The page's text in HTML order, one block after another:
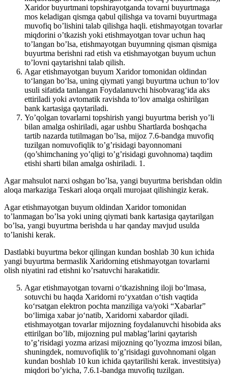
Xaridor buyurtmani topshirayotganda tovarni buyurtmaga
mos keladigan qismga qabul qilishga va tovarni buyurtmaga
muvofiq bo’lishini talab qilishga haqli. etishmayotgan tovarlar
miqdorini o’tkazish yoki etishmayotgan tovar uchun haq
to’langan bo’lsa, etishmayotgan buyumning qisman qismiga
buyurtma berishni rad etish va etishmayotgan buyum uchun
to’lovni qaytarishni talab qilish.
Agar etishmayotgan buyum Xaridor tomonidan oldindan
to‘langan bo‘lsa, uning qiymati yangi buyurtma uchun to‘lov
usuli sifatida tanlangan Foydalanuvchi hisobvarag‘ida aks
ettiriladi yoki avtomatik ravishda to‘lov amalga oshirilgan
bank kartasiga qaytariladi.
Yo’qolgan tovarlarni topshirish yangi buyurtma berish yo’li
bilan amalga oshiriladi, agar ushbu Shartlarda boshqacha
tartib nazarda tutilmagan bo’lsa, mijoz 7.6-bandga muvofiq
tuzilgan nomuvofiqlik to’g’risidagi bayonnomani
(qo’shimchaning yo’qligi to’g’risidagi guvohnoma) taqdim
etishi sharti bilan amalga oshiriladi. 1.
Agar mahsulot narxi oshgan bo’lsa, yangi buyurtma berishdan oldin
aloqa markaziga Teskari aloqa orqali murojaat qilishingiz kerak.
Agar etishmayotgan buyum oldindan Xaridor tomonidan
to’lanmagan bo’lsa yoki uning qiymati bank kartasiga qaytarilgan
bo’lsa, yangi buyurtma berishda u har qanday mavjud usulda
to’lanishi kerak.
Dastlabki buyurtma bekor qilingan kundan boshlab 30 kun ichida
yangi buyurtma bermaslik Xaridorning etishmayotgan tovarlarni
olish niyatini rad etishni ko’rsatuvchi harakatidir.
Agar etishmayotgan tovarni o‘tkazishning iloji bo‘lmasa,
sotuvchi bu haqda Xaridorni ro‘yxatdan o‘tish vaqtida
ko‘rsatgan elektron pochta manziliga va/yoki “Xabarlar”
bo‘limiga xabar jo‘natib, Xaridorni xabardor qiladi.
etishmayotgan tovarlar mijozning foydalanuvchi hisobida aks
ettirilgan bo’lib, mijozning pul mablag’larini qaytarish
to’g’risidagi yozma arizasi mijozning qo’lyozma imzosi bilan,
shuningdek, nomuvofiqlik to’g’risidagi guvohnomani olgan
kundan boshlab 10 kun ichida qaytarilishi kerak. investitsiya)
miqdori bo’yicha, 7.6.1-bandga muvofiq tuzilgan.